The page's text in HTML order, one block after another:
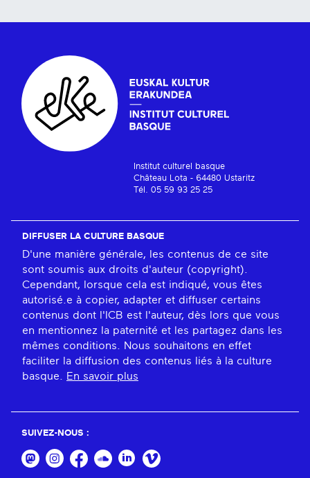
Institut culturel basque
Château Lota - 64480 Ustaritz
Tél. 05 59 93 25 25
DIFFUSER LA CULTURE BASQUE
D'une manière générale, les contenus de ce site
sont soumis aux droits d'auteur (copyright).
Cependant, lorsque cela est indiqué, vous êtes
autorisé.e à copier, adapter et diffuser certains
contenus dont l'ICB est l'auteur, dès lors que vous
en mentionnez la paternité et les partagez dans les
mêmes conditions. Nous souhaitons en effet
faciliter la diffusion des contenus liés à la culture
basque. En savoir plus
SUIVEZ-NOUS :